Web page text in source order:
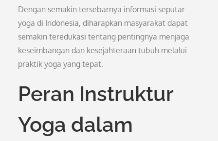
Dengan semakin tersebarnya informasi seputar
yoga di Indonesia, diharapkan masyarakat dapat
semakin teredukasi tentang pentingnya menjaga
keseimbangan dan kesejahteraan tubuh melalui
praktik yoga yang tepat.
Peran Instruktur
Yoga dalam